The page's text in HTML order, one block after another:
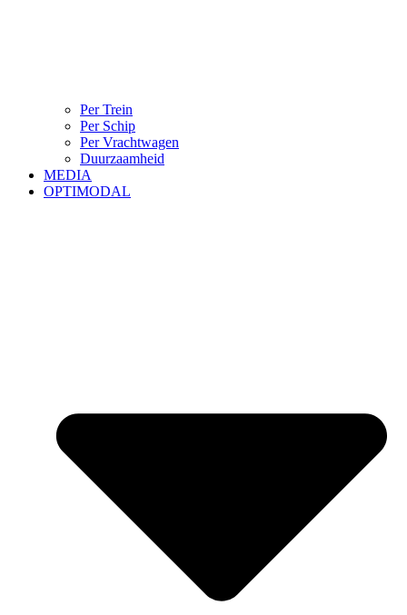
Per Trein
Per Schip
Per Vrachtwagen
Duurzaamheid
MEDIA
OPTIMODAL